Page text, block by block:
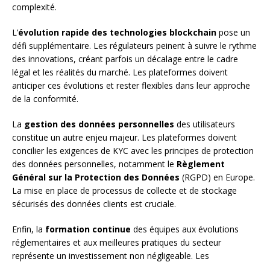
complexité.
L’évolution rapide des technologies blockchain pose un
défi supplémentaire. Les régulateurs peinent à suivre le rythme
des innovations, créant parfois un décalage entre le cadre
légal et les réalités du marché. Les plateformes doivent
anticiper ces évolutions et rester flexibles dans leur approche
de la conformité.
La gestion des données personnelles des utilisateurs
constitue un autre enjeu majeur. Les plateformes doivent
concilier les exigences de KYC avec les principes de protection
des données personnelles, notamment le Règlement
Général sur la Protection des Données (RGPD) en Europe.
La mise en place de processus de collecte et de stockage
sécurisés des données clients est cruciale.
Enfin, la formation continue des équipes aux évolutions
réglementaires et aux meilleures pratiques du secteur
représente un investissement non négligeable. Les